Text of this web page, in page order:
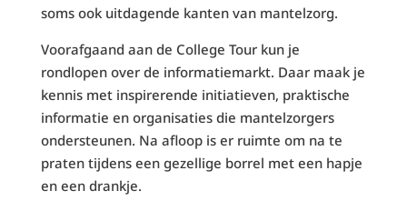
soms ook uitdagende kanten van mantelzorg.
Voorafgaand aan de College Tour kun je
rondlopen over de informatiemarkt. Daar maak je
kennis met inspirerende initiatieven, praktische
informatie en organisaties die mantelzorgers
ondersteunen. Na afloop is er ruimte om na te
praten tijdens een gezellige borrel met een hapje
en een drankje.